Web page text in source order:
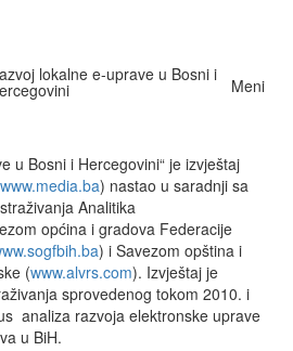
Meni
lokalne e-uprave u Bosni i
u Bosni i Hercegovini“ je izvještaj
www.media.ba) nastao u saradnji sa
Analitika
općina i gradova Federacije
) i Savezom opština i
(www.alvrs.com). Izvještaj je
sprovedenog tokom 2010. i
analiza razvoja elektronske uprave
u BiH.